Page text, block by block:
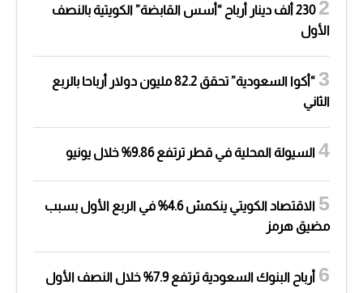
230 ألف دينار أرباح “أسس القابضة” الكويتية بالنصف
الأول
“أكوا السعودية” تحقق 82.2 مليون دولار أرباحا بالربع
الثاني
السيولة المحلية في قطر ترتفع 9.86% خلال يونيو
الاقتصاد الكويتي ينكمش 4.6% في الربع الأول بسبب
مضيق هرمز
أرباح البنوك السعودية ترتفع 7.9% خلال النصف الأول